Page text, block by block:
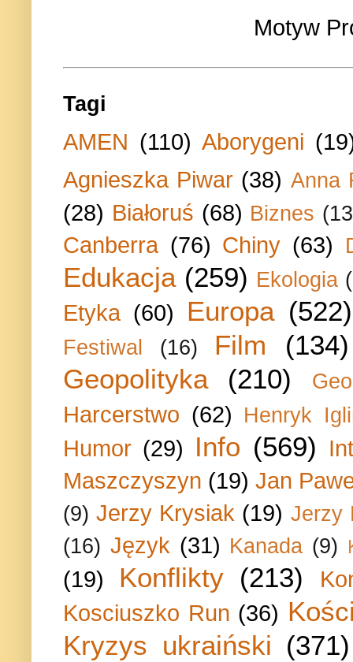
Motyw
Tagi
AMEN (110) Aborygeni
Agnieszka Piwar (38) Anna
(28) Białoruś (68) Biznes
Canberra (76) Chiny (63)
Edukacja (259) Ekologia
Etyka (60) Europa (522)
Festiwal (16) Film
(134)
Geopolityka
(210)
Harcerstwo (62) Henryk
Humor (29) Info (569)
Maszczyszyn (19) Jan
(9) Jerzy Krysiak (19) Jerzy
(16) Język (31) Kanada (9)
(19) Konflikty (213)
Kosciuszko Run (36)
Kryzys ukraiński (371)